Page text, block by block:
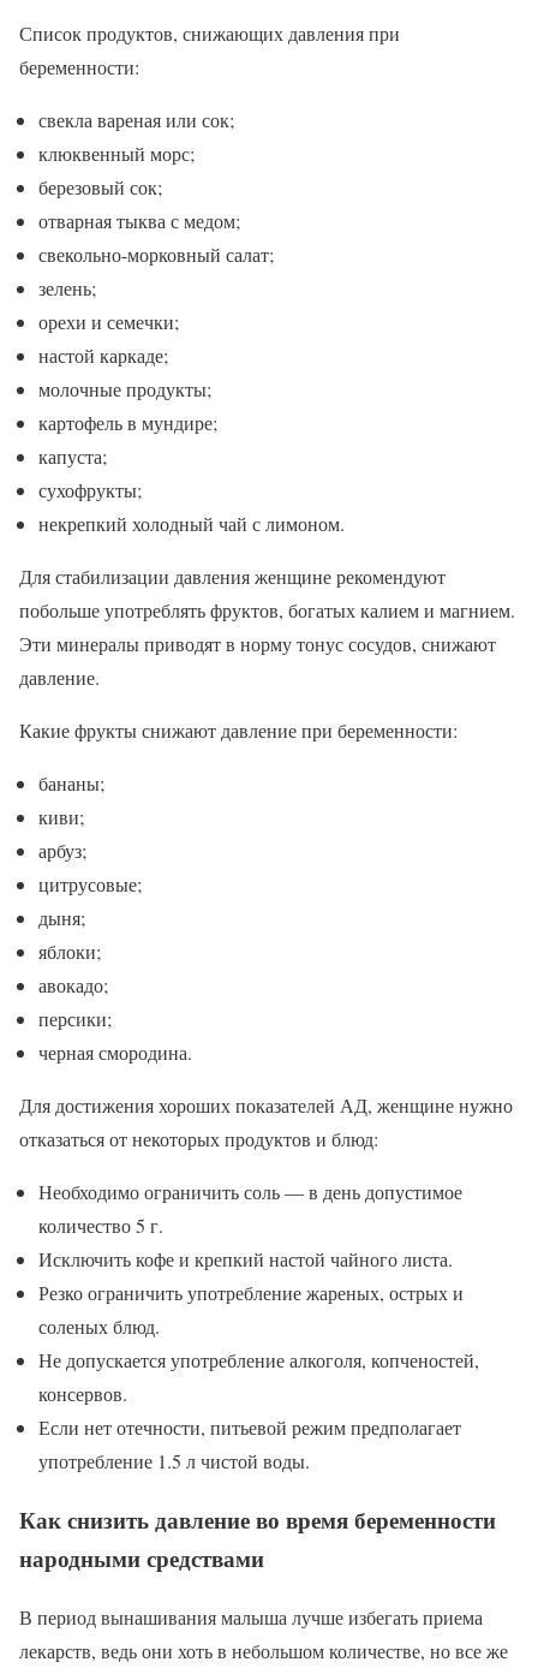
Список продуктов, снижающих давления при
беременности:
свекла вареная или сок;
клюквенный морс;
березовый сок;
отварная тыква с медом;
свекольно-морковный салат;
зелень;
орехи и семечки;
настой каркаде;
молочные продукты;
картофель в мундире;
капуста;
сухофрукты;
некрепкий холодный чай с лимоном.
Для стабилизации давления женщине рекомендуют
побольше употреблять фруктов, богатых калием и магнием.
Эти минералы приводят в норму тонус сосудов, снижают
давление.
Какие фрукты снижают давление при беременности:
бананы;
киви;
арбуз;
цитрусовые;
дыня;
яблоки;
авокадо;
персики;
черная смородина.
Для достижения хороших показателей АД, женщине нужно
отказаться от некоторых продуктов и блюд:
Необходимо ограничить соль ― в день допустимое
количество 5 г.
Исключить кофе и крепкий настой чайного листа.
Резко ограничить употребление жареных, острых и
соленых блюд.
Не допускается употребление алкоголя, копченостей,
консервов.
Если нет отечности, питьевой режим предполагает
употребление 1.5 л чистой воды.
Как снизить давление во время беременности
народными средствами
В период вынашивания малыша лучше избегать приема
лекарств, ведь они хоть в небольшом количестве, но все же